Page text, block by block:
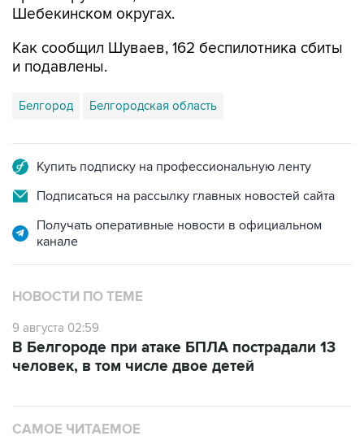
Шебекинском округах.
Как сообщил Шуваев, 162 беспилотника сбиты
и подавлены.
Белгород Белгородская область
Купить подписку на профессиональную ленту
Подписаться на рассылку главных новостей сайта
Получать оперативные новости в официальном
канале
НОВОСТИ ПО ТЕМЕ
9 августа 02:59
В Белгороде при атаке БПЛА пострадали 13
человек, в том числе двое детей
САМОЕ ЧИТАЕМОЕ